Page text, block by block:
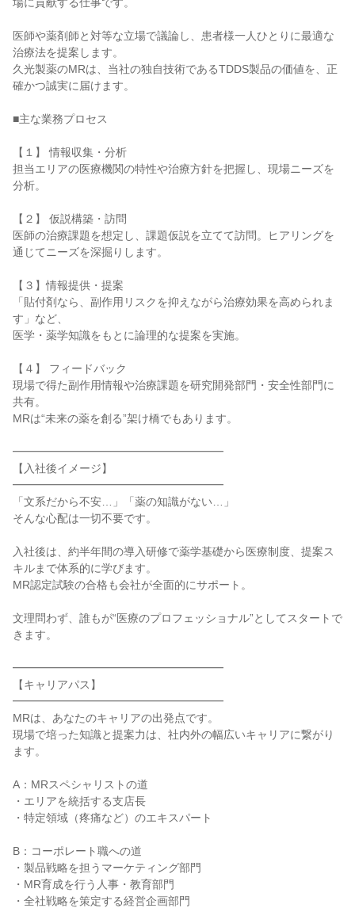
医師や薬剤師と対等な立場で議論し、患者様一人ひとりに最適な
治療法を提案します。
久光製薬のMRは、当社の独自技術であるTDDS製品の価値を、正
確かつ誠実に届けます。
■主な業務プロセス
【１】 情報収集・分析
担当エリアの医療機関の特性や治療方針を把握し、現場ニーズを
分析。
【２】 仮説構築・訪問
医師の治療課題を想定し、課題仮説を立てて訪問。ヒアリングを
通じてニーズを深掘りします。
【３】情報提供・提案
「貼付剤なら、副作用リスクを抑えながら治療効果を高められま
す」など、
医学・薬学知識をもとに論理的な提案を実施。
【４】 フィードバック
現場で得た副作用情報や治療課題を研究開発部門・安全性部門に
共有。
MRは“未来の薬を創る”架け橋でもあります。
━━━━━━━━━━━━━━━━━━━
【入社後イメージ】
━━━━━━━━━━━━━━━━━━━
「文系だから不安…」「薬の知識がない…」
そんな心配は一切不要です。
入社後は、約半年間の導入研修で薬学基礎から医療制度、提案ス
キルまで体系的に学びます。
MR認定試験の合格も会社が全面的にサポート。
文理問わず、誰もが“医療のプロフェッショナル”としてスタートで
きます。
━━━━━━━━━━━━━━━━━━━
【キャリアパス】
━━━━━━━━━━━━━━━━━━━
MRは、あなたのキャリアの出発点です。
現場で培った知識と提案力は、社内外の幅広いキャリアに繋がり
ます。
A：MRスペシャリストの道
・エリアを統括する支店長
・特定領域（疼痛など）のエキスパート
B：コーポレート職への道
・製品戦略を担うマーケティング部門
・MR育成を行う人事・教育部門
・全社戦略を策定する経営企画部門